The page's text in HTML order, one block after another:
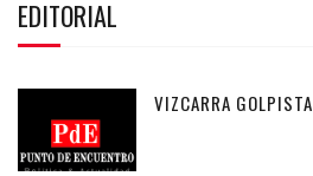
EDITORIAL
VIZCARRA GOLPISTA